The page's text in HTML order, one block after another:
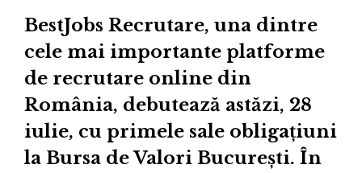
BestJobs Recrutare, una dintre
cele mai importante platforme
de recrutare online din
România, debutează astăzi, 28
iulie, cu primele sale obligațiuni
la Bursa de Valori București. În